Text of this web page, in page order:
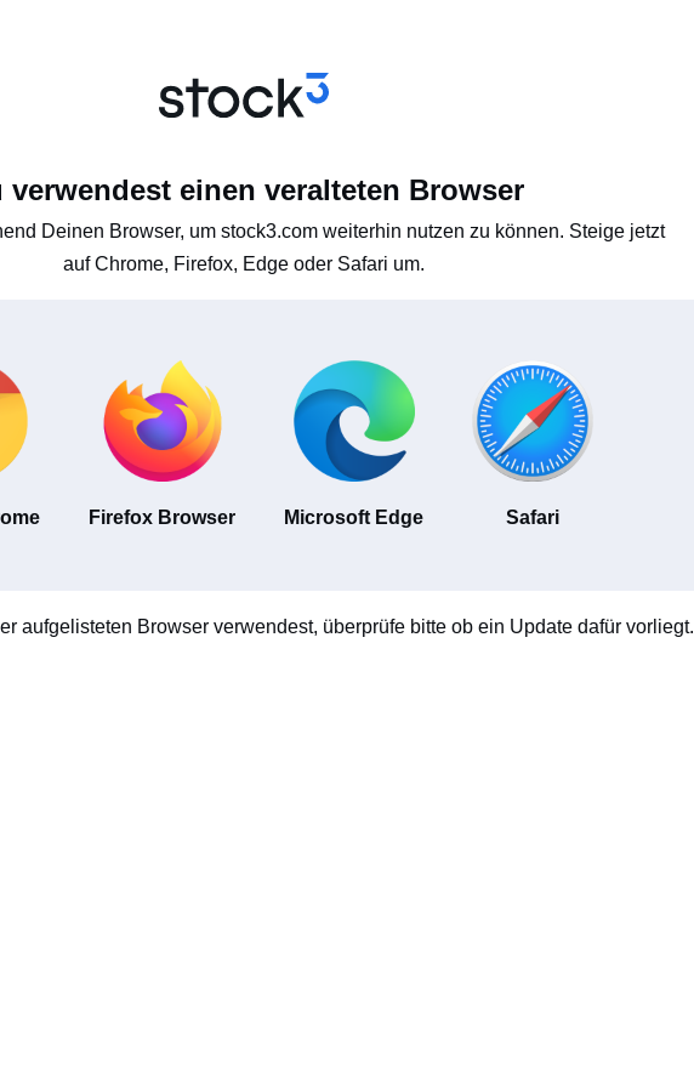
verwendest einen veralteten Browser
Deinen Browser, um stock3.com weiterhin nutzen zu können. Steige jetzt
auf Chrome, Firefox, Edge oder Safari um.
Firefox Browser Microsoft Edge Safari
aufgelisteten Browser verwendest, überprüfe bitte ob ein Update dafür vorliegt.